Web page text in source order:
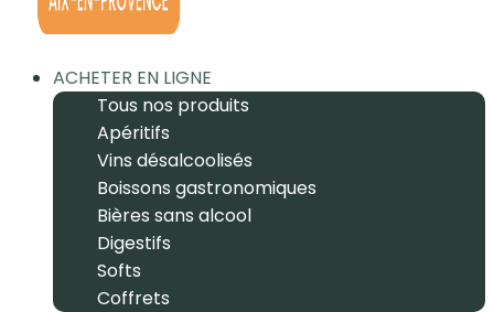
ACHETER EN LIGNE
Tous nos produits
Apéritifs
Vins désalcoolisés
Boissons gastronomiques
Bières sans alcool
Digestifs
Softs
Coffrets